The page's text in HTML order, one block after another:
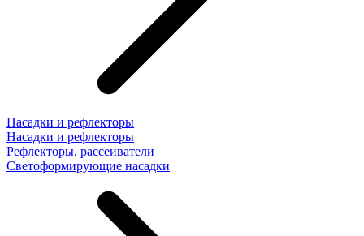
Насадки и рефлекторы
Насадки и рефлекторы
Рефлекторы, рассеиватели
Светоформирующие насадки